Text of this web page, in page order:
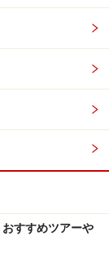
したいのが、
している人、
かい白砂なの
キングを楽し
すすめツアーや